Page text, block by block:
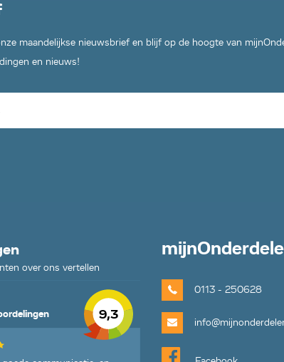
maandelijkse nieuwsbrief en blijf op de hoogte van
en nieuws!
over ons vertellen
9,3
mijn
0113 - 250628